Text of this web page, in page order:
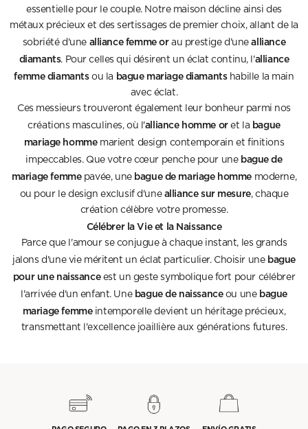
essentielle pour le couple. Notre maison décline ainsi des
métaux précieux et des sertissages de premier choix, allant de la
sobriété d'une alliance femme orau prestige d'unealliance
diamants. Pour celles qui désirent un éclat continu, l'alliance
femme diamantsou la bague mariage diamantshabille la main
avec éclat.
Ces messieurs trouveront également leur bonheur parmi nos
créations masculines, où l'alliance homme oret la bague
mariage hommemarient design contemporain et finitions
impeccables. Que votre cœur penche pour une bague de
mariage femmepavée, une bague de mariage homme moderne,
ou pour le design exclusif d'une alliance sur mesure, chaque
création célèbre votre promesse.
Célébrer la Vie et la Naissance
Parce que l'amour se conjugue à chaque instant, les grands
jalons d'une vie méritent un éclat particulier. Choisir une bague
pour une naissanceest un geste symbolique fort pour célébrer
l'arrivée d'un enfant. Une bague de naissanceou une bague
mariage femmeintemporelle devient un héritage précieux,
transmettant l'excellence joaillière aux générations futures.